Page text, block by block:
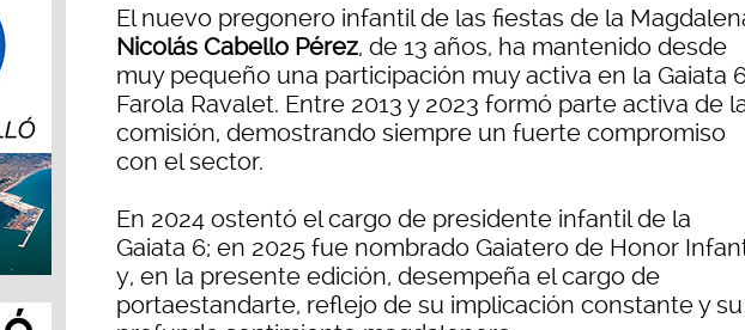
El nuevo pregonero infantil de las fiestas de la
Nicolás Cabello Pérez, de 13 años, ha mantenido desde
muy pequeño una participación muy activa en la Gaiata
Farola Ravalet. Entre 2013 y 2023 formó parte activa de
comisión, demostrando siempre un fuerte compromiso
con el sector.
En 2024 ostentó el cargo de presidente infantil de la
Gaiata 6; en 2025 fue nombrado Gaiatero de Honor
y, en la presente edición, desempeña el cargo de
portaestandarte, reflejo de su implicación constante y su